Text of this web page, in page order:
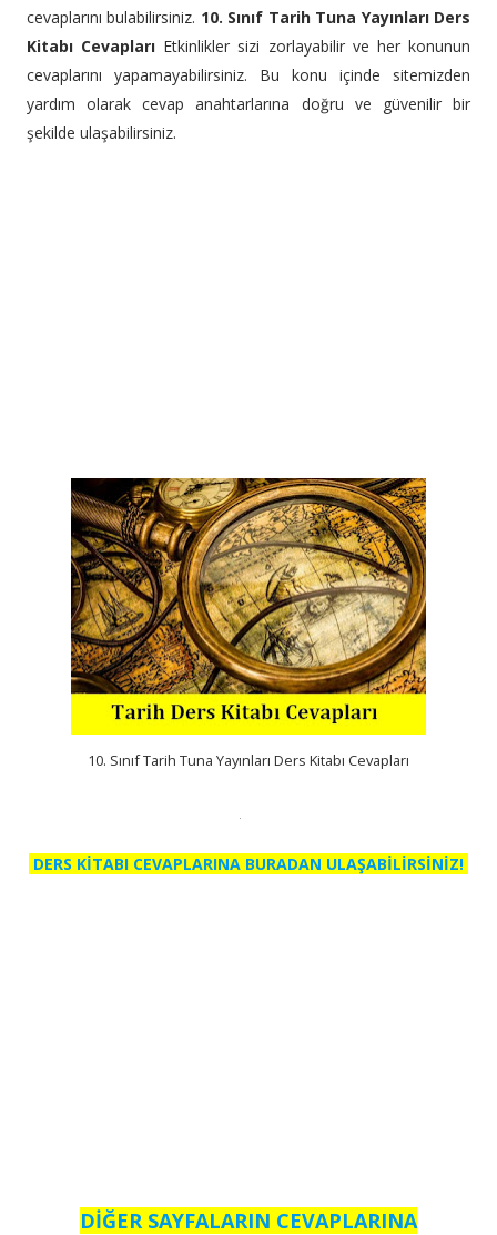
cevaplarını bulabilirsiniz. 10. Sınıf Tarih Tuna Yayınları Ders
Kitabı Cevapları Etkinlikler sizi zorlayabilir ve her konunun
cevaplarını yapamayabilirsiniz. Bu konu içinde sitemizden
yardım olarak cevap anahtarlarına doğru ve güvenilir bir
şekilde ulaşabilirsiniz.
10. Sınıf Tarih Tuna Yayınları Ders Kitabı Cevapları
DERS KİTABI CEVAPLARINA BURADAN ULAŞABİLİRSİNİZ!
DİĞER SAYFALARIN CEVAPLARINA